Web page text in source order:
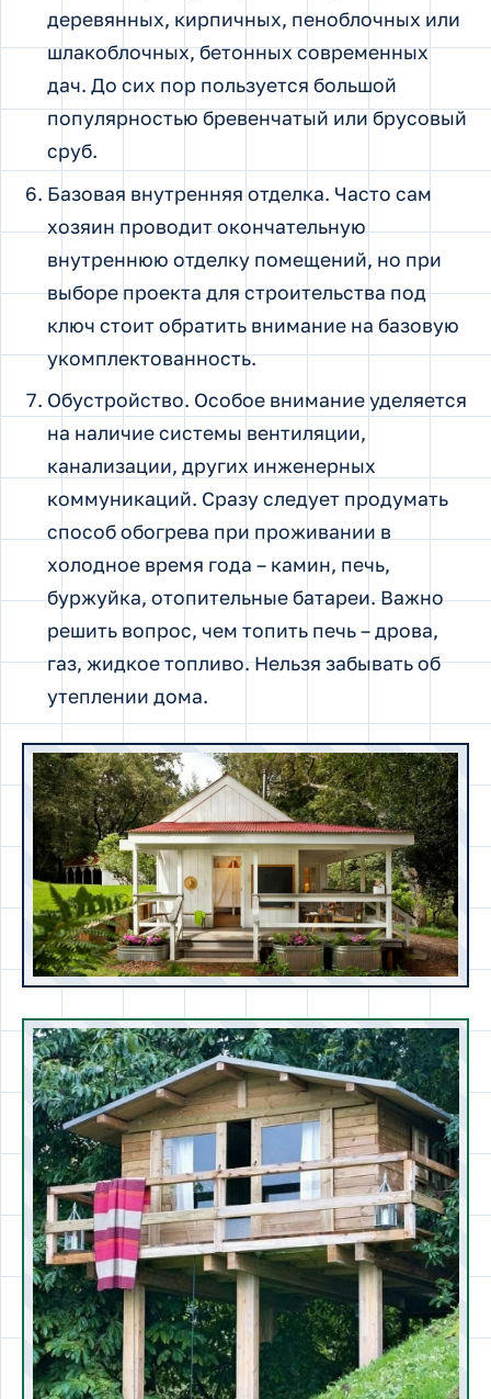
деревянных, кирпичных, пеноблочных или
шлакоблочных, бетонных современных
дач. До сих пор пользуется большой
популярностью бревенчатый или брусовый
сруб.
Базовая внутренняя отделка. Часто сам
хозяин проводит окончательную
внутреннюю отделку помещений, но при
выборе проекта для строительства под
ключ стоит обратить внимание на базовую
укомплектованность.
Обустройство. Особое внимание уделяется
на наличие системы вентиляции,
канализации, других инженерных
коммуникаций. Сразу следует продумать
способ обогрева при проживании в
холодное время года – камин, печь,
буржуйка, отопительные батареи. Важно
решить вопрос, чем топить печь – дрова,
газ, жидкое топливо. Нельзя забывать об
утеплении дома.